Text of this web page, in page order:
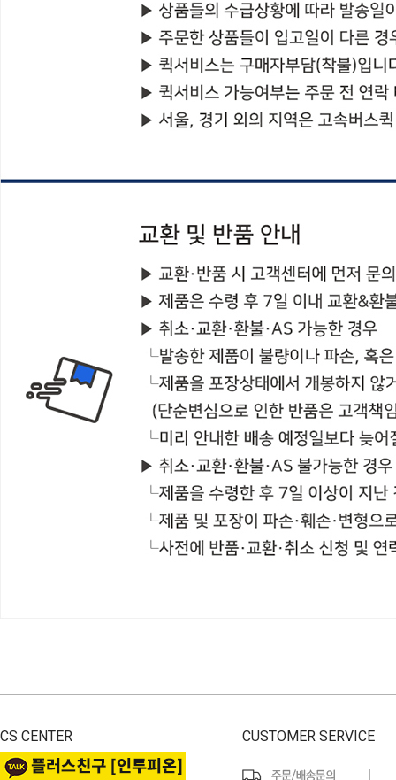
CS CENTER CUSTOMER SERVICE